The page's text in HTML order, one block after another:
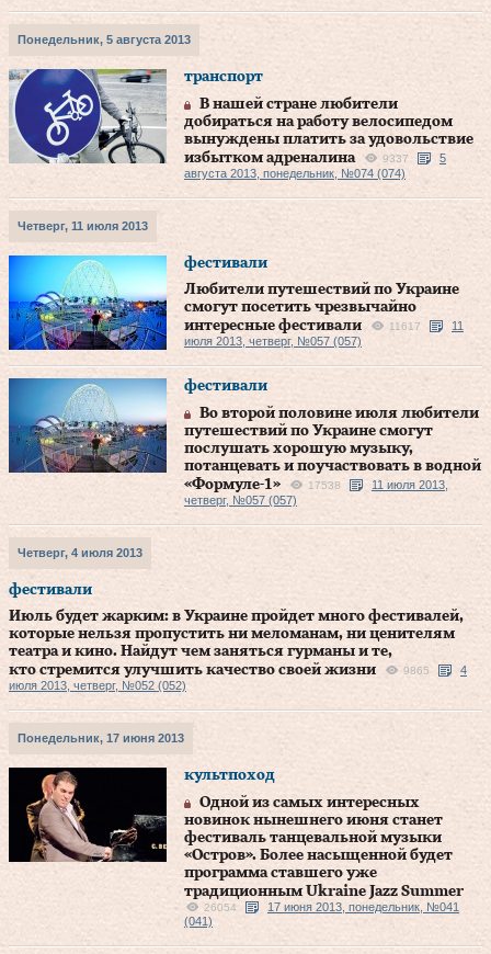
Понедельник, 5 августа 2013
транспорт
В нашей стране любители
добираться на работу велосипедом
вынуждены платить за удовольствие
избытком адреналина
9337
5
августа 2013, понедельник, №074 (074)
Четверг, 11 июля 2013
фестивали
Любители путешествий по Украине
смогут посетить чрезвычайно
интересные фестивали
11617
11
июля 2013, четверг, №057 (057)
фестивали
Во второй половине июля любители
путешествий по Украине смогут
послушать хорошую музыку,
потанцевать и поучаствовать в водной
«Формуле-1»
17538
11 июля 2013,
четверг, №057 (057)
Четверг, 4 июля 2013
фестивали
Июль будет жарким: в Украине пройдет много фестивалей,
которые нельзя пропустить ни меломанам, ни ценителям
театра и кино. Найдут чем заняться гурманы и те,
кто стремится улучшить качество своей жизни
9865
4
июля 2013, четверг, №052 (052)
Понедельник, 17 июня 2013
культпоход
Одной из самых интересных
новинок нынешнего июня станет
фестиваль танцевальной музыки
«Остров». Более насыщенной будет
программа ставшего уже
традиционным Ukraine Jazz Summer
26054
17 июня 2013, понедельник, №041
(041)